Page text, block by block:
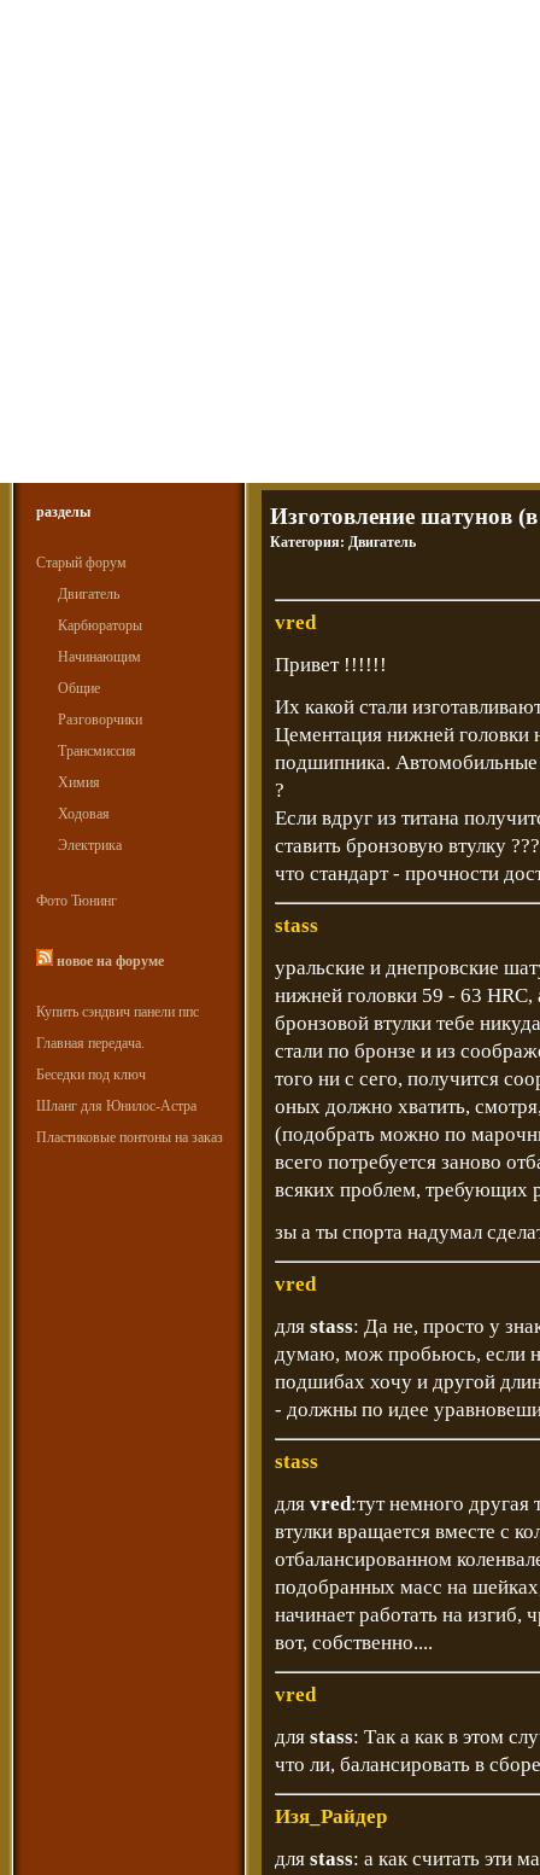
разделы
Старый форум
Двигатель
Карбюраторы
Начинающим
Общие
Разговорчики
Трансмиссия
Химия
Ходовая
Электрика
Фото Тюнинг
новое на форуме
Купить сэндвич панели ппс
Главная передача.
Беседки под ключ
Шланг для Юнилос-Астра
Пластиковые понтоны на заказ
Изготовление шатунов
Категория: Двигатель
vred
Привет !!!!!!
Их какой стали
Цементация нижней головки
подшипника. Автомобильные
?
Если вдруг из титана
ставить бронзовую втулку
что стандарт - прочности
stass
уральские и днепровские
нижней головки 59 - 63
бронзовой втулки тебе
стали по бронзе и из
того ни с сего, получится
оных должно хватить,
(подобрать можно по
всего потребуется заново
всяких проблем, требующих
зы а ты спорта надумал
vred
для stass: Да не, просто у
думаю, мож пробьюсь, если
подшибах хочу и другой
- должны по идее
stass
для vred:тут немного другая
втулки вращается вместе с
отбалансированном
подобранных масс на
начинает работать на
вот, собственно....
vred
для stass: Так а как в этом
что ли, балансировать в
Изя_Райдер
для stass: а как считать эти